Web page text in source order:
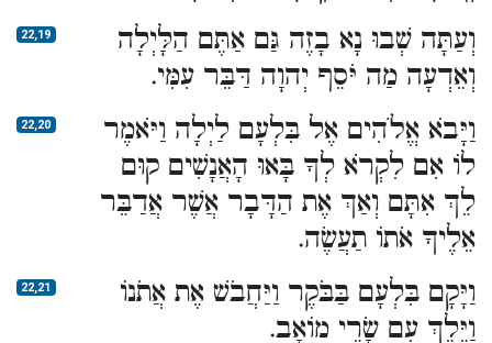
22,19
וְעַתָּה שְׁבוּ נָא בָזֶה גַּם אַתֶּם הַלָּיְלָה
וְאֵדְעָה מַה יֹּסֵף יְהוָה דַּבֵּר עִמִּי.
22,20
וַיָּבֹא אֱלֹהִים אֶל בִּלְעָם לַיְלָה וַיֹּאמֶר
לוֹ אִם לִקְרֹא לְךָ בָּאוּ הָאֲנָשִׁים קוּם
לֵךְ אִתָּם וְאַךְ אֶת הַדָּבָר אֲשֶׁר אֲדַבֵּר
אֵלֶיךָ אֹתוֹ תַעֲשֶׂה.
22,21
וַיָּקָם בִּלְעָם בַּבֹּקֶר וַיַּחֲבֹשׁ אֶת אֲתֹנוֹ
וַיֵּלֶךְ עִם שָׂרֵי מוֹאָב.